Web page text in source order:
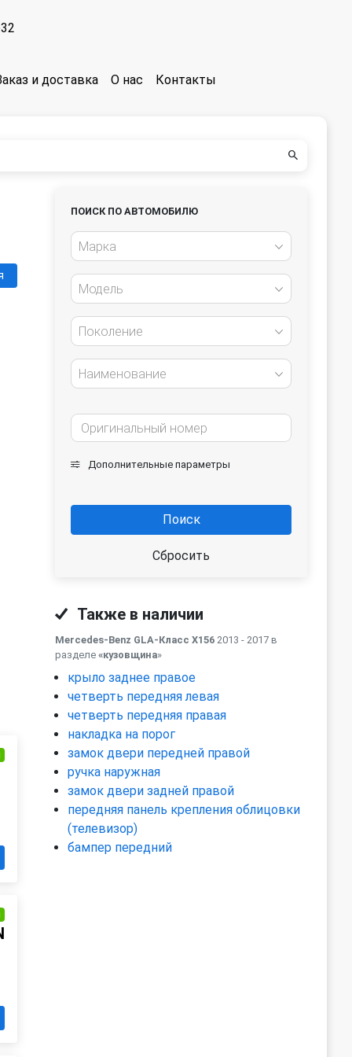
и доставка О нас Контакты
ПОИСК ПО АВТОМОБИЛЮ
Марка
Модель
Поколение
Наименование
Дополнительные параметры
Поиск
Сбросить
Также в наличии
Mercedes-Benz GLA-Класс X156 2013 - 2017 в
разделе «кузовщина»
крыло заднее правое
четверть передняя левая
четверть передняя правая
накладка на порог
замок двери передней правой
ручка наружная
замок двери задней правой
передняя панель крепления облицовки
(телевизор)
бампер передний